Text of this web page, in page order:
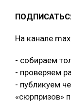
На канале
- собираем
- проверяем
- публикуем
«сюрпризов»